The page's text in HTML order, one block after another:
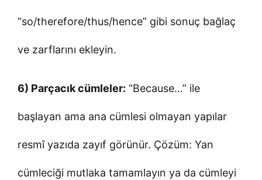
“so/therefore/thus/hence” gibi sonuç bağlaç
ve zarflarını ekleyin.
6) Parçacık cümleler: “Because…” ile
başlayan ama ana cümlesi olmayan yapılar
resmî yazıda zayıf görünür. Çözüm: Yan
cümleciği mutlaka tamamlayın ya da cümleyi